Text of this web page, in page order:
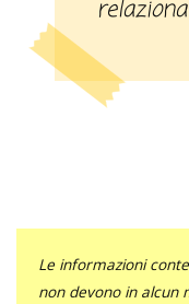
Le informazioni
non devono in